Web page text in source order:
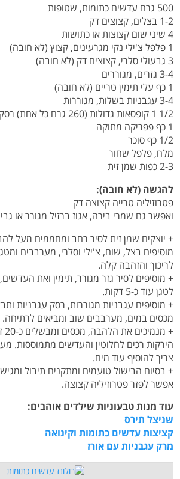
500 גרם עדשים כתומות, שטופות
1-2 בצלים, קצוצים דק
4 שיני שום קצוצות או כתושות
1 פלפל צ'ילי נקי מגרעינים, קצוץ (לא חובה)
3 גבעולי סלרי, קצוצים דק (לא חובה)
3-4 גזרים, מגוררים
1 כף עלי תימין טריים (לא חובה)
3-4 עגבניות בשלות, מגוררות
1/2 1 קופסאות גדולות (260 גרם כל אחת) רסק עגבניות
1 כף פפריקה מתוקה
1/2 כף סוכר
מלח, פלפל שחור
2-3 כפות שמן זית
להגשה (לא חובה):
פטרוזיליה טרייה קצוצה דק
ואפשר גם שמרי בירה, אגוז ברזיל מגורר או
+ יוצקים שמן זית לסיר רחב ומחממים מעל
לריכוך והזהבה קלה.
+ מוסיפים לסיר גזר מגורר, תימין ואת
לטגן עוד כ-5 דקות.
+ מוסיפים עגבניות מגוררות, רסק עגבניות
מכסים במים, מערבבים שוב ומביאים לרתיחה.
הירקות רכים לחלוטין והעדשים מתמוססות.
צריך להוסיף עוד מים.
+ בסיום הבישול טועמים ומתקנים תיבול
אפשר לפזר פטרוזיליה קצוצה.
עוד מנות טבעוניות שילדים אוהבים:
שניצל תירס
קציצות עדשים כתומות וקינואה
מרק עגבניות עם אורז